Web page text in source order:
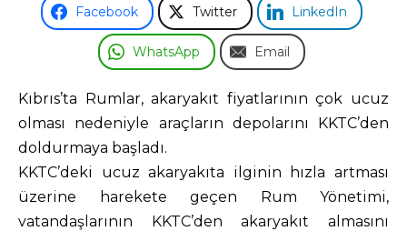
Facebook Twitter LinkedIn
WhatsApp Email
Kıbrıs’ta Rumlar, akaryakıt fiyatlarının çok ucuz
olması nedeniyle araçların depolarını KKTC’den
doldurmaya başladı.
KKTC’deki ucuz akaryakıta ilginin hızla artması
üzerine harekete geçen Rum Yönetimi,
vatandaşlarının KKTC’den akaryakıt almasını